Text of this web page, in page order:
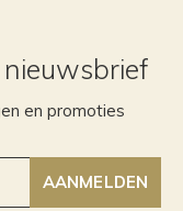
en promoties
AANMELDEN